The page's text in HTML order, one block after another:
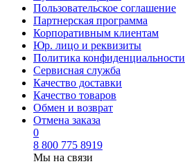
Пользовательское соглашение
Партнерская программа
Корпоративным клиентам
Юр. лицо и реквизиты
Политика конфиденциальности
Сервисная служба
Качество доставки
Качество товаров
Обмен и возврат
Отмена заказа
0
8 800 775 8919
Мы на связи